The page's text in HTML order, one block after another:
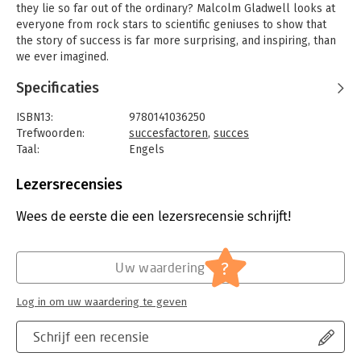
they lie so far out of the ordinary? Malcolm Gladwell looks at
everyone from rock stars to scientific geniuses to show that
the story of success is far more surprising, and inspiring, than
we ever imagined.
'Malcolm Gladwell ... has a genius for making everything he
writes seem like an impossible adventure' - Tim Adams,
Observer
'The best kind of writer - the kind who makes you feel like
you're a genius, rather than he's a genius' - Dominic Maxwell,
The Times
Specificaties
ISBN13:
9780141036250
Trefwoorden:
succesfactoren, succes
Taal:
Engels
Aantal pagina's:
Druk:
1
Algemeen management
Lezersrecensies
Wees de eerste die een lezersrecensie schrijft!
Schrijf een recensie
Uw waardering ?
Log in om uw waardering te geven